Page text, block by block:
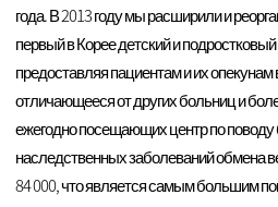
года. В 2013 году мы расширили и
первый в Корее детский и
предоставляя пациентам и их
отличающееся от других больниц и
ежегодно посещающих центр по поводу
наследственных заболеваний обмена
84 000, что является самым большим